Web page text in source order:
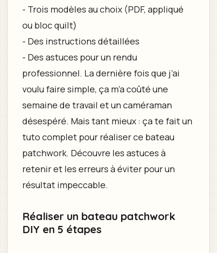
- Trois modèles au choix (PDF, appliqué
ou bloc quilt)
- Des instructions détaillées
- Des astuces pour un rendu
professionnel. La dernière fois que j’ai
voulu faire simple, ça m’a coûté une
semaine de travail et un caméraman
désespéré. Mais tant mieux : ça te fait un
tuto complet pour réaliser ce bateau
patchwork. Découvre les astuces à
retenir et les erreurs à éviter pour un
résultat impeccable.
Réaliser un bateau patchwork
DIY en 5 étapes